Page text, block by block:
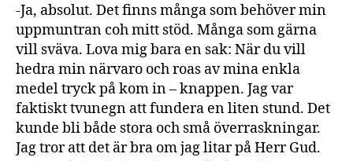
-Ja, absolut. Det finns många som behöver min
uppmuntran coh mitt stöd. Många som gärna
vill sväva. Lova mig bara en sak: När du vill
hedra min närvaro och roas av mina enkla
medel tryck på kom in – knappen. Jag var
faktiskt tvunegn att fundera en liten stund. Det
kunde bli både stora och små överraskningar.
Jag tror att det är bra om jag litar på Herr Gud.